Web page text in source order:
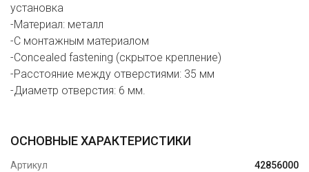
установка
-Материал: металл
-С монтажным материалом
-Сoncealed fastening (скрытое крепление)
-Расстояние между отверстиями: 35 мм
-Диаметр отверстия: 6 мм.
ОСНОВНЫЕ ХАРАКТЕРИСТИКИ
Артикул
42856000